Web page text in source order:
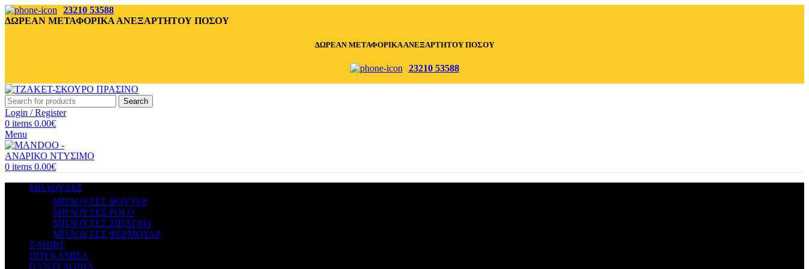
23210 53588
ΔΩΡΕΑΝ ΜΕΤΑΦΟΡΙΚΑ ΑΝΕΞΑΡΤΗΤΟΥ ΠΟΣΟΥ
ΔΩΡΕΑΝ ΜΕΤΑΦΟΡΙΚΑ ΑΝΕΞΑΡΤΗΤΟΥ ΠΟΣΟΥ
23210 53588
Search
Login / Register
0 items 0.00€
Menu
0 items 0.00€
ΜΠΛΟΥΖΕΣ
ΜΠΛΟΥΖΕΣ ΦΟΥΤΕΡ
ΜΠΛΟΥΖΕΣ POLO
ΜΠΛΟΥΖΕΣ ΖΙΒΑΓΚΟ
ΜΠΛΟΥΖΕΣ ΦΕΡΜΟΥΑΡ
T-SHIRT
ΠΟΥΚΑΜΙΣΑ
ΠΑΝΤΕΛΟΝΙΑ